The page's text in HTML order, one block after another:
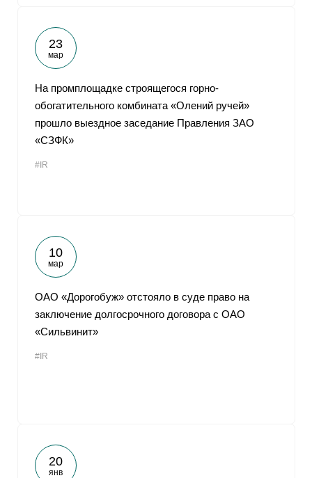
23
мар
На промплощадке строящегося горно-
обогатительного комбината «Олений ручей»
прошло выездное заседание Правления ЗАО
«СЗФК»
#IR
10
мар
ОАО «Дорогобуж» отстояло в суде право на
заключение долгосрочного договора с ОАО
«Сильвинит»
#IR
20
янв